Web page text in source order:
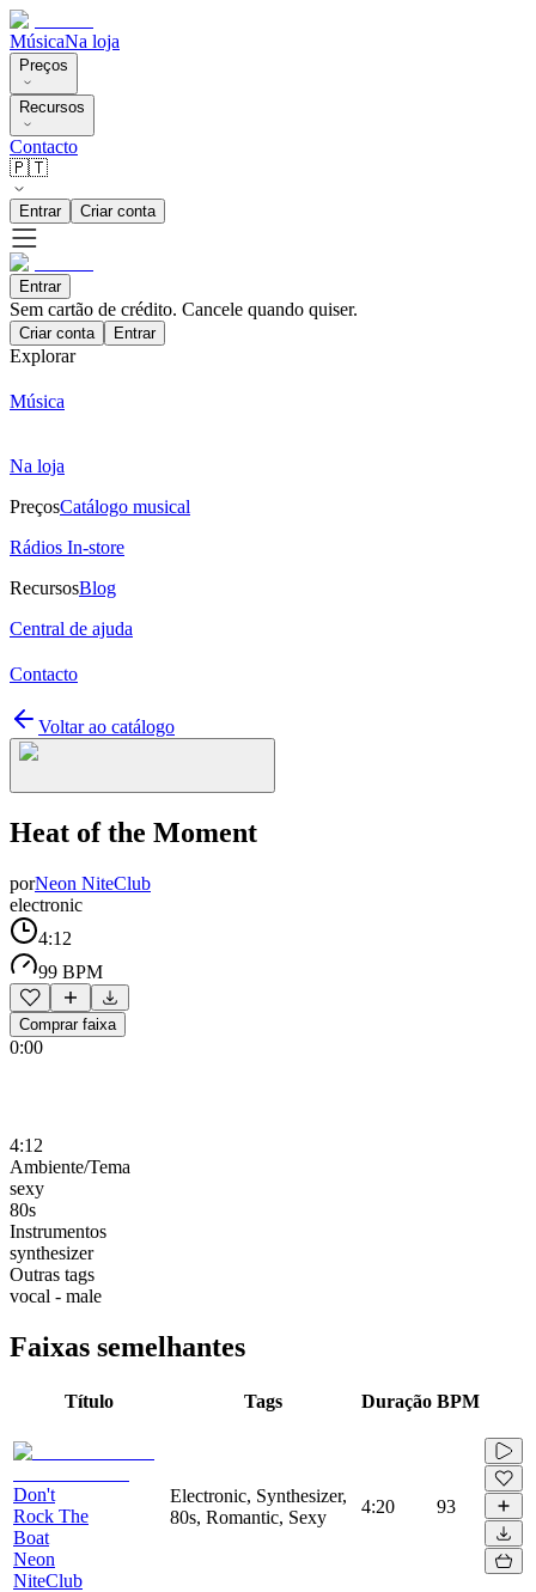
MúsicaNa loja
Preços
Recursos
Contacto
🇵🇹
Entrar Criar conta
Entrar
Sem cartão de crédito. Cancele quando quiser.
Criar conta Entrar
Explorar
Música
Na loja
PreçosCatálogo musical
Rádios In-store
RecursosBlog
Central de ajuda
Contacto
Voltar ao catálogo
Heat of the Moment
porNeon NiteClub
electronic
4:12
99 BPM
Comprar faixa
0:00
4:12
Ambiente/Tema
sexy
80s
Instrumentos
synthesizer
Outras tags
vocal - male
Faixas semelhantes
Título Tags Duração BPM
Don't
Rock The
Boat
Neon
NiteClub
Electronic, Synthesizer,
80s, Romantic, Sexy
4:20 93